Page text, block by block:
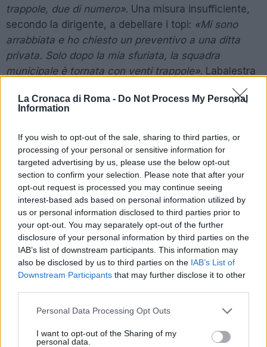
La Cronaca di Roma - Do Not Process My Personal
Information
If you wish to opt-out of the sale, sharing to third parties, or
processing of your personal or sensitive information for
targeted advertising by us, please use the below opt-out
section to confirm your selection. Please note that after your
opt-out request is processed you may continue seeing
interest-based ads based on personal information utilized by
us or personal information disclosed to third parties prior to
your opt-out. You may separately opt-out of the further
disclosure of your personal information by third parties on the
IAB’s list of downstream participants. This information may
also be disclosed by us to third parties on the IAB’s List of
Downstream Participants that may further disclose it to other
Please note that this website/app uses one or more Google
not limited to your visit or usage behaviour. You may click to
Personal Data Processing Opt Outs
I want to opt-out of the Sharing of my
personal data.
trappole, due di numero». Una misura insufficiente,
secondo la dirigente, a debellare i topi: «Mi sono
arrabbiata e ho chiesto un preventivo a una ditta
privata. Solo dopo la mia sfuriata, la squadra
municipale è tornata con venti trappole». Labalestra
non è nuova ad azioni simili. Qualche settimana fa
ha chiamato un’impresa per far ritirare rifiuti proprio
raccoglieva»
SEGUICI SU TWITTER
OSTIA – AGGRESSIONE A TROUPE ‘NEMO’: LA
RICHIESTA DELLA CASSAZIONE
Precedente
OSTIA
Aggressione a
troupe Nemo, la
richiesta della
Spada
Successiva
IRAQ Trasferiti i